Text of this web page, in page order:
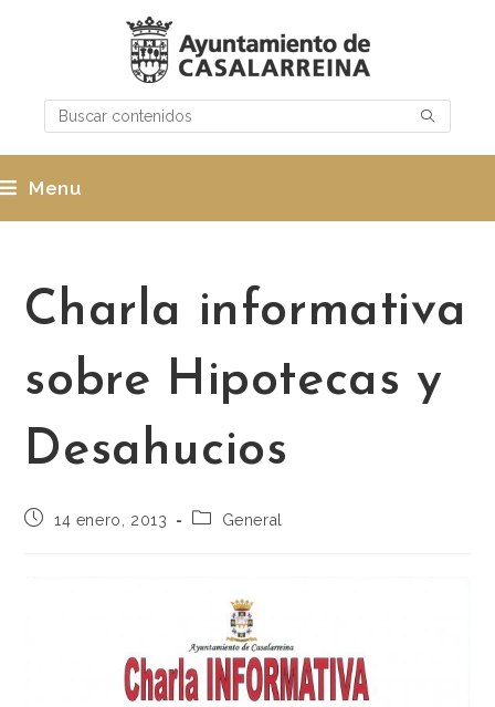
Menu
Charla informativa
sobre Hipotecas y
Desahucios
14 enero, 2013 General